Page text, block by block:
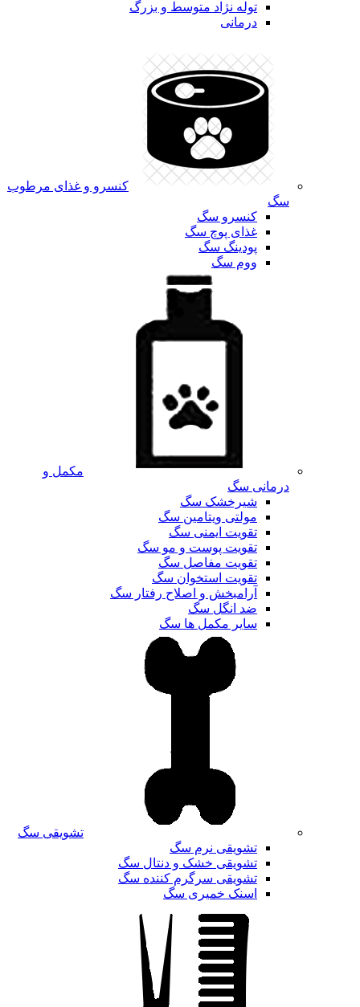
توله نژاد متوسط و بزرگ
درمانی
کنسرو و غذای مرطوب
سگ
کنسرو سگ
غذای پوچ سگ
پودینگ سگ
ووم سگ
مکمل و
درمانی سگ
شیرخشک سگ
مولتی ویتامین سگ
تقویت ایمنی سگ
تقویت پوست و مو سگ
تقویت مفاصل سگ
تقویت استخوان سگ
آرامبخش و اصلاح رفتار سگ
ضد انگل سگ
سایر مکمل ها سگ
تشویقی سگ
تشویقی نرم سگ
تشویقی خشک و دنتال سگ
تشویقی سرگرم کننده سگ
اسنک خمیری سگ